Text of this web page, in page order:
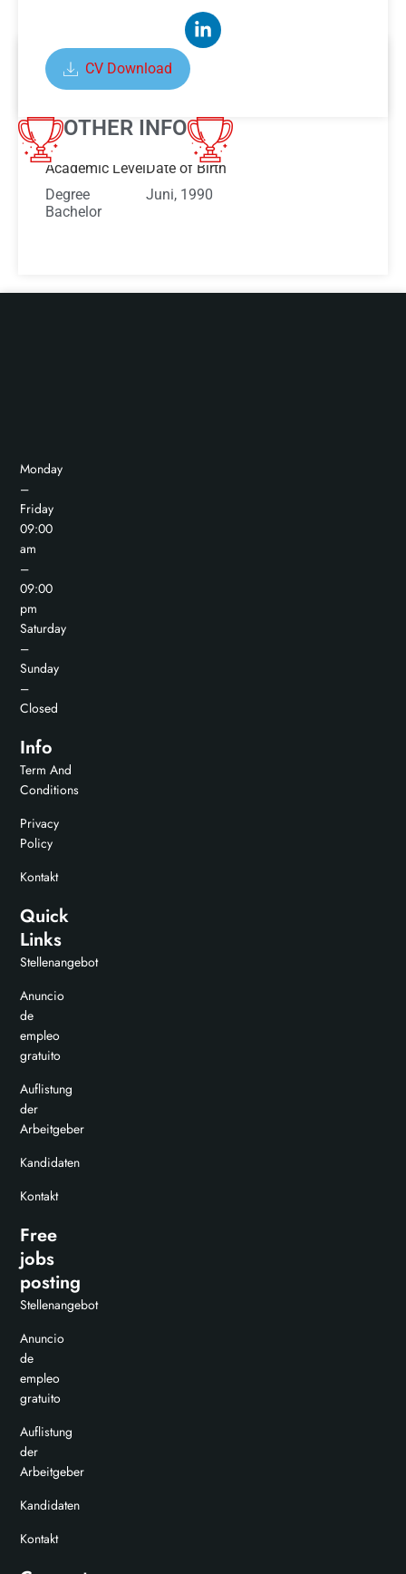
CV Download
OTHER INFO
ABOUT ANDREAS WEIAND
Academic Level
Degree
Bachelor
Date of Birth
Juni, 1990
Monday
–
Friday
09:00
am
–
09:00
pm
Saturday
–
Sunday
–
Closed
Info
Term And
Conditions
Privacy
Policy
Kontakt
Quick
Links
Stellenangebot
Anuncio
de
empleo
gratuito
Auflistung
der
Arbeitgeber
Kandidaten
Kontakt
Free
jobs
posting
Stellenangebot
Anuncio
de
empleo
gratuito
Auflistung
der
Arbeitgeber
Kandidaten
Kontakt